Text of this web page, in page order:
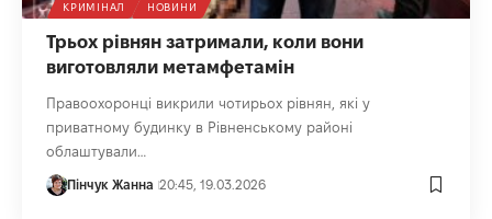
КРИМІНАЛ НОВИНИ
Трьох рівнян затримали, коли вони
виготовляли метамфетамін
Правоохоронці викрили чотирьох рівнян, які у
приватному будинку в Рівненському районі
облаштували…
Пінчук Жанна 20:45, 19.03.2026